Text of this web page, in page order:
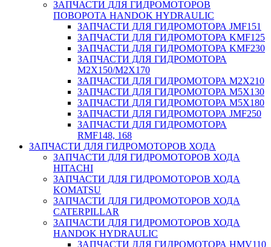
ЗАПЧАСТИ ДЛЯ ГИДРОМОТОРОВ
ПОВОРОТА HANDOK HYDRAULIC
ЗАПЧАСТИ ДЛЯ ГИДРОМОТОРА JMF151
ЗАПЧАСТИ ДЛЯ ГИДРОМОТОРА KMF125
ЗАПЧАСТИ ДЛЯ ГИДРОМОТОРА KMF230
ЗАПЧАСТИ ДЛЯ ГИДРОМОТОРА
M2X150/M2X170
ЗАПЧАСТИ ДЛЯ ГИДРОМОТОРА M2X210
ЗАПЧАСТИ ДЛЯ ГИДРОМОТОРА M5X130
ЗАПЧАСТИ ДЛЯ ГИДРОМОТОРА M5X180
ЗАПЧАСТИ ДЛЯ ГИДРОМОТОРА JMF250
ЗАПЧАСТИ ДЛЯ ГИДРОМОТОРА
RMF148, 168
ЗАПЧАСТИ ДЛЯ ГИДРОМОТОРОВ ХОДА
ЗАПЧАСТИ ДЛЯ ГИДРОМОТОРОВ ХОДА
HITACHI
ЗАПЧАСТИ ДЛЯ ГИДРОМОТОРОВ ХОДА
KOMATSU
ЗАПЧАСТИ ДЛЯ ГИДРОМОТОРОВ ХОДА
CATERPILLAR
ЗАПЧАСТИ ДЛЯ ГИДРОМОТОРОВ ХОДА
HANDOK HYDRAULIC
ЗАПЧАСТИ ДЛЯ ГИДРОМОТОРА HMV110